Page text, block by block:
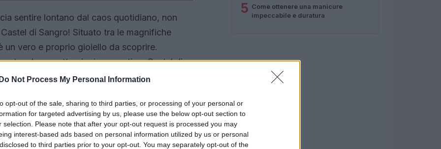
Do Not Process My Personal Information
opt-out of the sale, sharing to third parties, or processing of your personal or
for targeted advertising by us, please use the below opt-out section to
selection. Please note that after your opt-out request is processed you may
interest-based ads based on personal information utilized by us or personal
to third parties prior to your opt-out. You may separately opt-out of the
sentire lontano dal caos quotidiano, non
di Sangro! Situato tra le magnifiche
un vero e proprio gioiello da scoprire.
e le sue attrazioni suggestive, Castel di
weekend, dove relax e avventura si
Pronto a lasciarti conquistare?
5 Come ottenere una manicure
impeccabile e duratura